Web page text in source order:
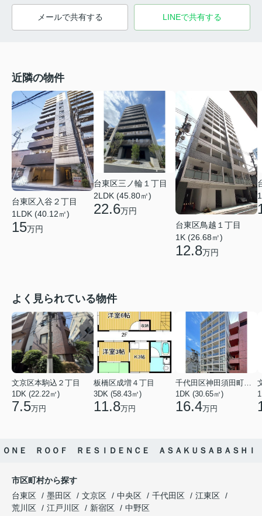
メールで共有する LINEで共有する
近隣の物件
台東区入谷２丁目
1LDK (40.12㎡)
15万円
台東区三ノ輪１丁目
2LDK (45.80㎡)
22.6万円
台東区鳥越１丁目
1K (26.68㎡)
12.8万円
よく見られている物件
文京区本駒込２丁目
1DK (22.22㎡)
7.5万円
板橋区成増４丁目
3DK (58.43㎡)
11.8万円
千代田区神田須田町１丁目
1DK (30.65㎡)
16.4万円
ＯＮＥ ＲＯＯＦ ＲＥＳＩＤＥＮＣＥ ＡＳＡＫＵＳＡＢＡＳＨＩ
市区町村から探す
台東区
墨田区 文京区 中央区 千代田区
江東区
荒川区
江戸川区 新宿区
中野区